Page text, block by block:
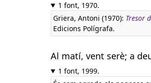
1 font, 1970.
Griera, Antoni (1970): Tresor
Edicions Polígrafa.
Al matí, vent serè; a
1 font, 1999.